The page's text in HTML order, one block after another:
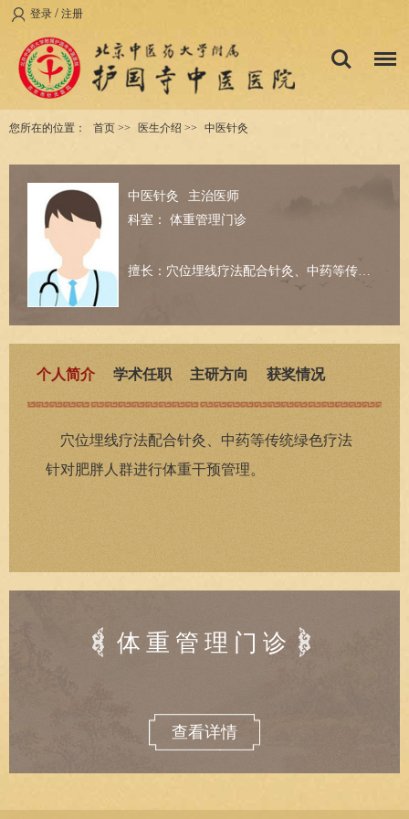
登录 / 注册
您所在的位置： 首页 >> 医生介绍 >> 中医针灸
中医针灸
主治医师
科室： 体重管理门诊
擅长：穴位埋线疗法配合针灸、中药等传统绿色疗法针对肥胖人群进行体重干预管理。
个人简介 学术任职 主研方向 获奖情况
穴位埋线疗法配合针灸、中药等传统绿色疗法
针对肥胖人群进行体重干预管理。
体重管理门诊
查看详情